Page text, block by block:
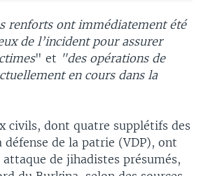
renforts ont immédiatement été
de l’incident pour assurer
" et "des opérations de
en cours dans la
civils, dont quatre supplétifs des
de la patrie (VDP), ont
de jihadistes présumés,